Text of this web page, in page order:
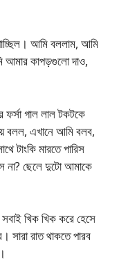
আমি বললাম, আমি
আমার কাপড়গুলো দাও,
গাল লাল টকটকে
বলল, এখানে আমি বলব,
টাংকি মারতে পারিস
না? ছেলে দুটো আমাকে
খিক খিক করে হেসে
রাত থাকতে পারব